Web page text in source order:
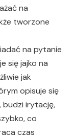
na
tworzone
na pytanie
się jajko na
jak
opisuje się
budzi irytację,
co
czas